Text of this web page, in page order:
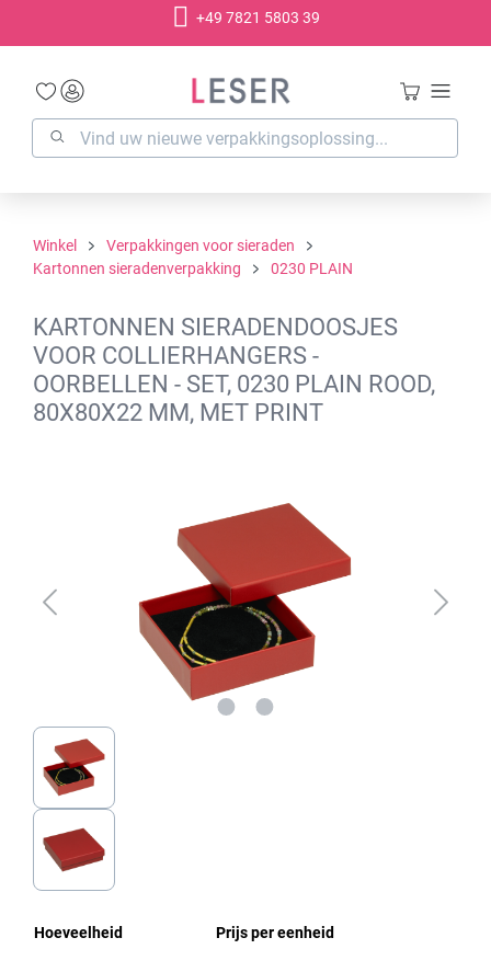
+49 7821 5803 39
Winkel
Verpakkingen voor sieraden
Kartonnen sieradenverpakking
0230 PLAIN
KARTONNEN SIERADENDOOSJES
VOOR COLLIERHANGERS -
OORBELLEN - SET, 0230 PLAIN ROOD,
80X80X22 MM, MET PRINT
Hoeveelheid Prijs per eenheid